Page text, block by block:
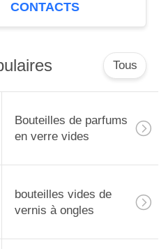
protection de voyage
CONTACTS
Tous
Bouteilles de parfums
en verre vides
bouteilles vides de
vernis à ongles